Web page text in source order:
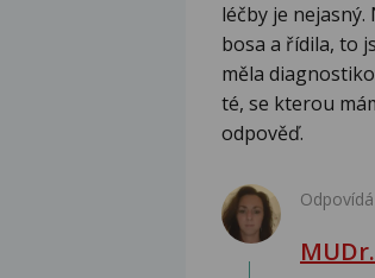
léčby je
bosa a řídila, to
měla
té, se kterou
odpověď.